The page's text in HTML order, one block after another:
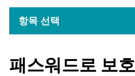
항목 선택
패스워드로 보